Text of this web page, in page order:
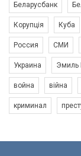
Беларусбанк
Корупція Куба
Россия СМИ
Украина Эмиль
война війна
криминал